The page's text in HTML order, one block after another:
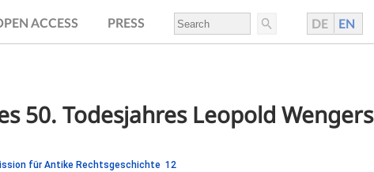
ACCESS PRESS DE EN
50. Todesjahres Leopold Wengers
für Antike Rechtsgeschichte 12